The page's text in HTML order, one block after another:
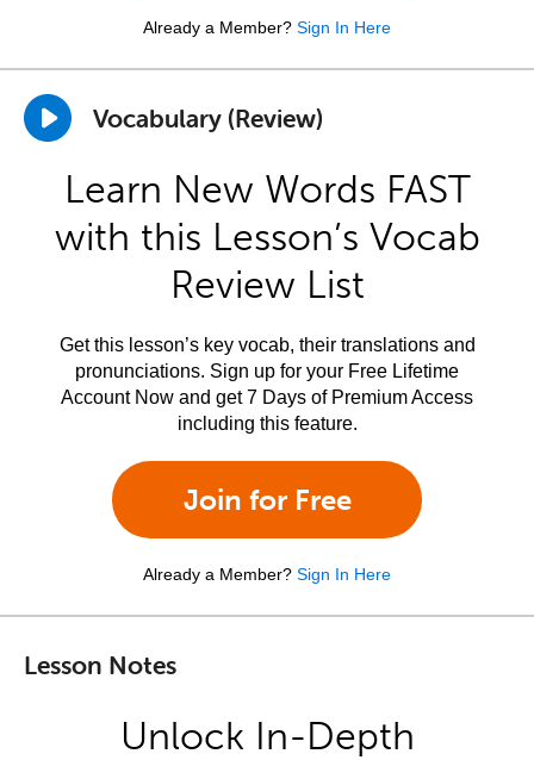
Already a Member? Sign In Here
Vocabulary (Review)
Learn New Words FAST
with this Lesson’s Vocab
Review List
Get this lesson’s key vocab, their translations and
pronunciations. Sign up for your Free Lifetime
Account Now and get 7 Days of Premium Access
including this feature.
Join for Free
Already a Member? Sign In Here
Lesson Notes
Unlock In-Depth